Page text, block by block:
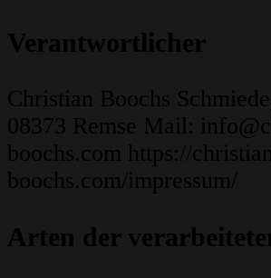
Verantwortlicher
Christian Boochs
08373 Remse Mail:
boochs.com https://
boochs.com/impressum/
Arten der